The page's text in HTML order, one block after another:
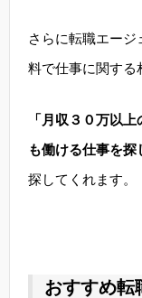
さらに転職エー
料で仕事に関する
「月収３０万以
も働ける仕事を探
探してくれます。
おすすめ転